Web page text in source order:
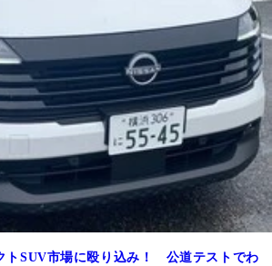
トSUV市場に殴り込み！ 公道テストでわ